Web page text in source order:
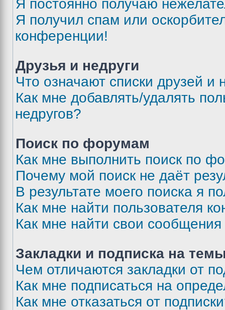
Я постоянно получаю
Я получил спам или
конференции!
Друзья и недруги
Что означают списки друзей и
Как мне добавлять/удалять
недругов?
Поиск по форумам
Как мне выполнить поиск по
Почему мой поиск не даёт
В результате моего поиска я
Как мне найти пользователя
Как мне найти свои
Закладки и подписка на
Чем отличаются закладки от
Как мне подписаться на
Как мне отказаться от